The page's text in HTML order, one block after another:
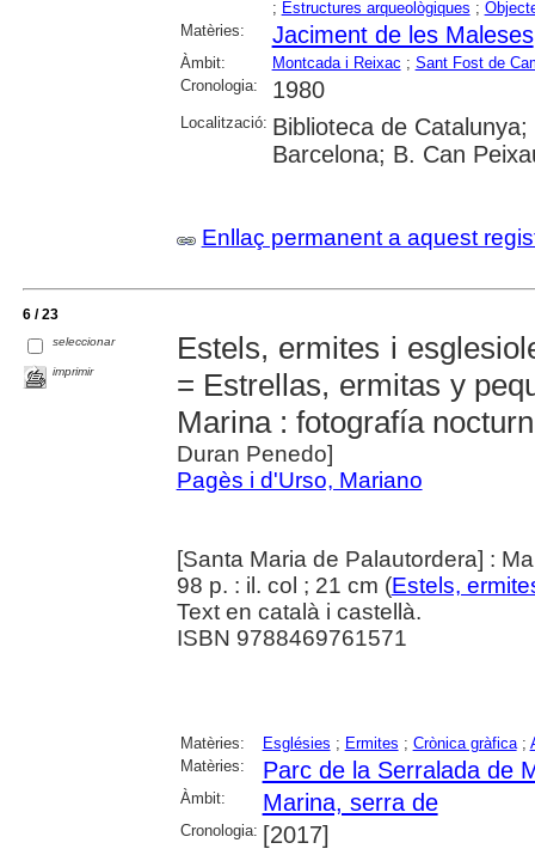
; Estructures arqueològiques ;
Matèries:
Jaciment de les Maleses
Àmbit: Montcada i Reixac ; Sant Fost de
Cronologia:
1980
Localització: Biblioteca de
Barcelona; B. Can
Enllaç permanent a aquest
6 / 23
seleccionar
imprimir
Estels, ermites i
= Estrellas, ermitas y
Marina : fotografía
Duran Penedo]
Pagès i d'Urso, Mariano
[Santa Maria de Palautordera] :
98 p. : il. col ; 21 cm (Estels,
Text en català i castellà.
ISBN 9788469761571
Matèries: Esglésies ; Ermites ; Crònica gràfica;
Matèries:
Parc de la Serralada de
Àmbit: Marina, serra de
Cronologia: [2017]